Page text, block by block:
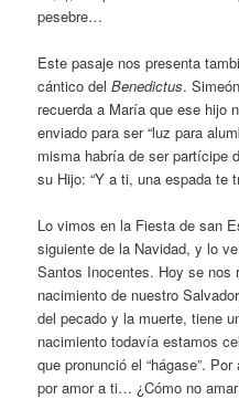
pesebre…
Este pasaje nos presenta
cántico delBenedictus.
recuerda a María que ese hijo
enviado para ser “luz para
misma habría de ser partícipe
su Hijo: “Y a ti, una espada te
Lo vimos en la Fiesta de san
siguiente de la Navidad, y lo
Santos Inocentes. Hoy se nos
nacimiento de nuestro
del pecado y la muerte, tiene
nacimiento todavía estamos
que pronunció el “hágase”.
por amor a ti… ¿Cómo no